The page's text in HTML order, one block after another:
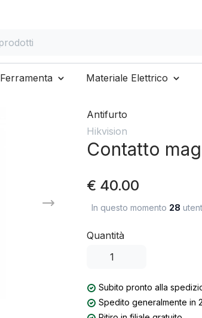
Ferramenta Materiale Elettrico
Antifurto
Hikvision
Contatto
€ 40.00
In questo momento 28
Quantità
Subito pronto alla
Spedito generalmente in